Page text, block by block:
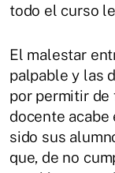
todo el curso
El malestar
palpable y las
por permitir de
docente acabe
sido sus
que, de no